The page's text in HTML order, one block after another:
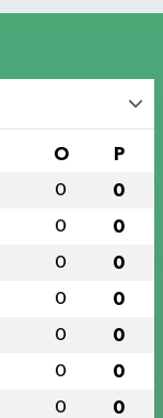
O P
0 0
0 0
0 0
0 0
0 0
0 0
0 0